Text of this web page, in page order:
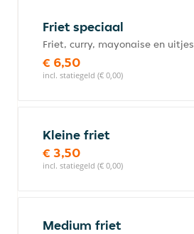
Friet speciaal
Friet, curry, mayonaise en uitjes
€ 6,50
incl. statiegeld (€ 0,00)
Kleine friet
€ 3,50
incl. statiegeld (€ 0,00)
Medium friet